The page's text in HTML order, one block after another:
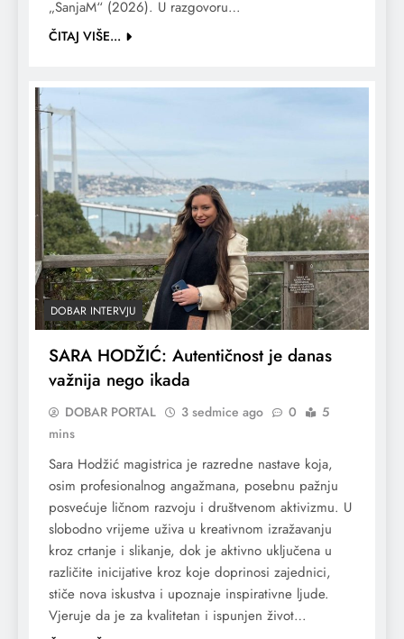
„SanjaM“ (2026). U razgovoru…
ČITAJ VIŠE...
DOBAR INTERVJU
SARA HODŽIĆ: Autentičnost je danas
važnija nego ikada
DOBAR PORTAL 3 sedmice ago 0
5
mins
Sara Hodžić magistrica je razredne nastave koja,
osim profesionalnog angažmana, posebnu pažnju
posvećuje ličnom razvoju i društvenom aktivizmu. U
slobodno vrijeme uživa u kreativnom izražavanju
kroz crtanje i slikanje, dok je aktivno uključena u
različite inicijative kroz koje doprinosi zajednici,
stiče nova iskustva i upoznaje inspirativne ljude.
Vjeruje da je za kvalitetan i ispunjen život…